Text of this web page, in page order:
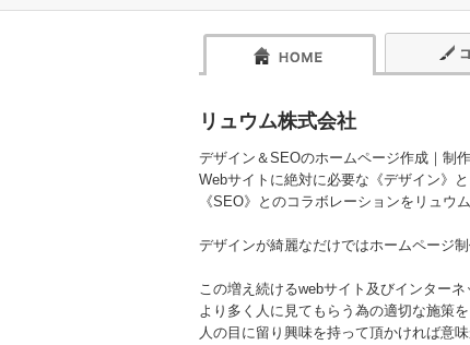
リュウム株式会社
デザイン＆SEOのホームページ作成｜制作
Webサイトに絶対に必要な《デザイン》
《SEO》とのコラボレーションをリュウ
デザインが綺麗なだけではホームページ制
この増え続けるwebサイト及びインターネ
より多く人に見てもらう為の適切な施策を
人の目に留り興味を持って頂かければ意味